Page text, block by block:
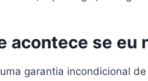
acontece se eu
garantia incondicional